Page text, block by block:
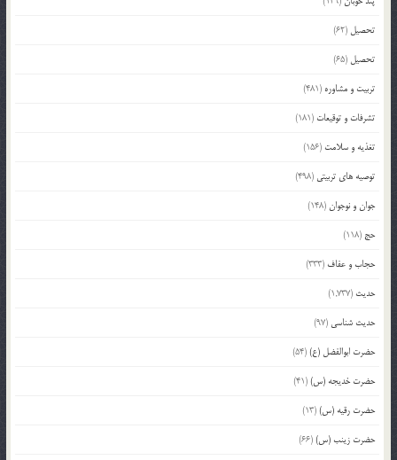
تحصیل (62)
تحصیل (65)
تربیت و مشاوره (481)
تشرفات و توقیعات (181)
تغذیه و سلامت (156)
توصیه های تربیتی (498)
جوان و نوجوان(148)
حج (118)
حجاب و عفاف (333)
حدیث (1,737)
حدیث شناسی (97)
حضرت ابوالفضل (ع)(54)
حضرت خدیجه (س)(41)
حضرت رقیه (س)(13)
حضرت زینب (س)(66)